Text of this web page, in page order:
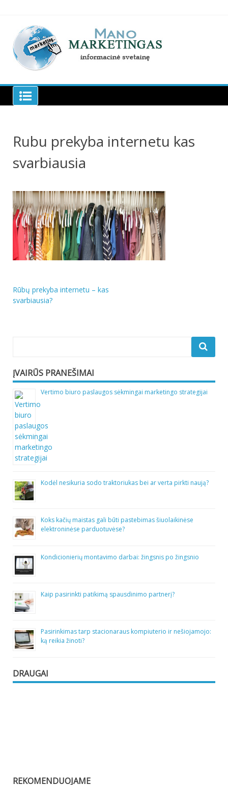
content
Manomarketingas.lt
Rubu prekyba internetu kas
svarbiausia
Navigacija
tarp
Rūbų prekyba internetu – kas
svarbiausia?
ĮVAIRŪS PRANEŠIMAI
Vertimo biuro paslaugos sėkmingai marketingo strategijai
Kodėl nesikuria sodo traktoriukas bei ar verta pirkti naują?
Koks kačių maistas gali būti pastebimas šiuolaikinėse
elektroninėse parduotuvėse?
Kondicionierių montavimo darbai: žingsnis po žingsnio
Kaip pasirinkti patikimą spausdinimo partnerį?
Pasirinkimas tarp stacionaraus kompiuterio ir nešiojamojo:
ką reikia žinoti?
DRAUGAI
REKOMENDUOJAME